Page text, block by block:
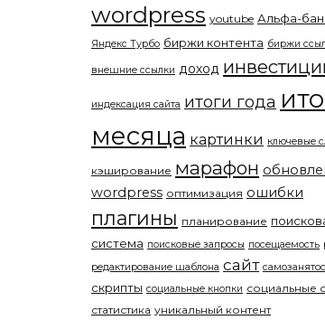
wordpress youtube Альфа-
Яндекс Турбо биржи контента биржи
внешние ссылки доход
индексация сайта итоги года
месяца картинки ключевые
кэширование марафон
wordpress оптимизация ошибки
плагины планирование
система поисковые запросы посещаемость
редактирование шаблона сайт
скрипты социальные кнопки социальные
статистика уникальный контент